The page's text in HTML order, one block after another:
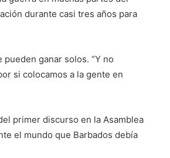
durante casi tres años para
ganar solos. “Y no
si colocamos a la gente en
primer discurso en la Asamblea
el mundo que Barbados debía